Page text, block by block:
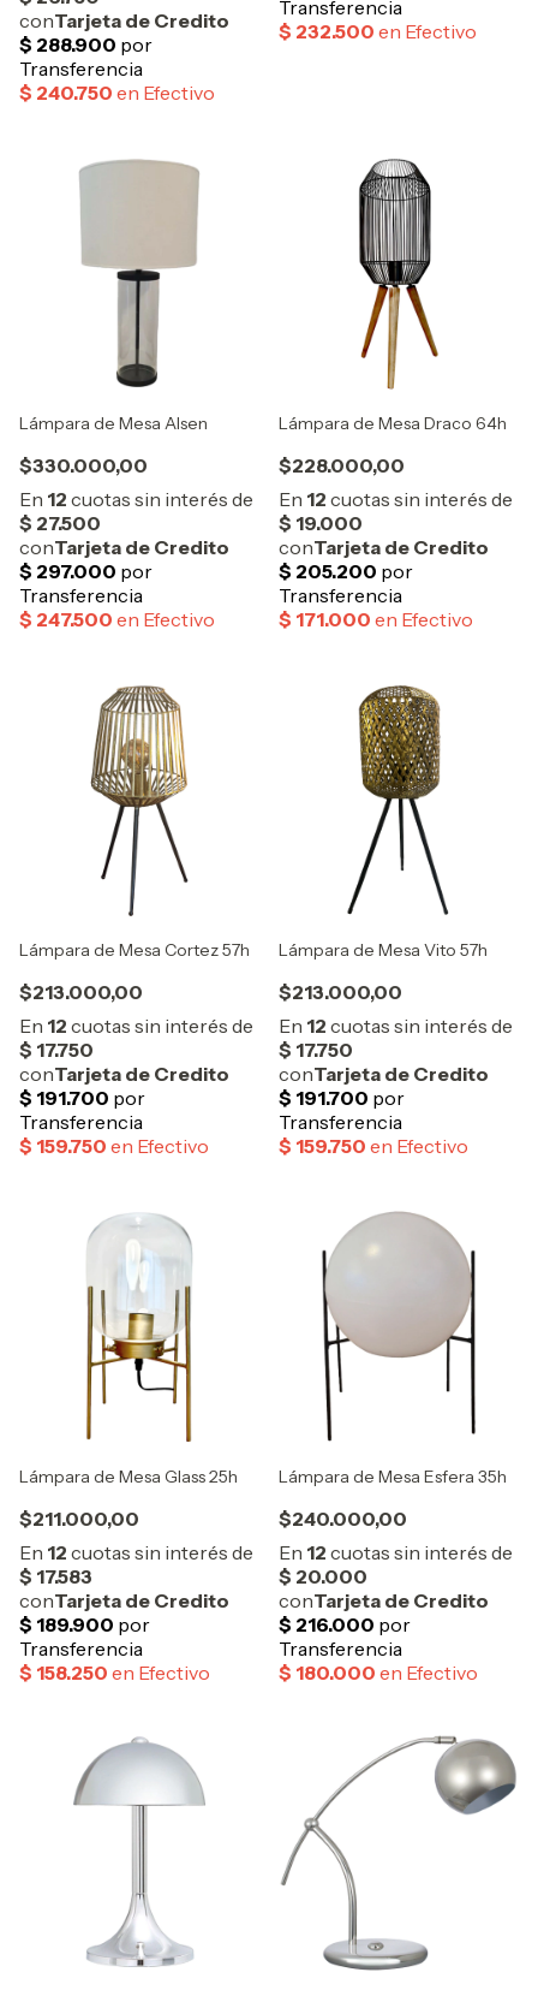
Lámpara de Mesa Alsen
$330.000,00
Lámpara de Mesa Draco 64h
$228.000,00
Lámpara de Mesa Cortez 57h
$213.000,00
Lámpara de Mesa Vito 57h
$213.000,00
Lámpara de Mesa Glass 25h
$211.000,00
Lámpara de Mesa Esfera 35h
$240.000,00